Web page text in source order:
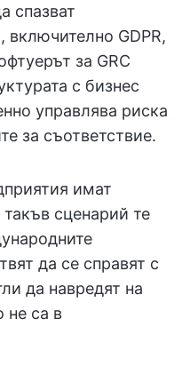
спазват
включително GDPR,
за GRC
с бизнес
управлява риска
за съответствие.
имат
сценарий те
да се справят с
да навредят на
не са в